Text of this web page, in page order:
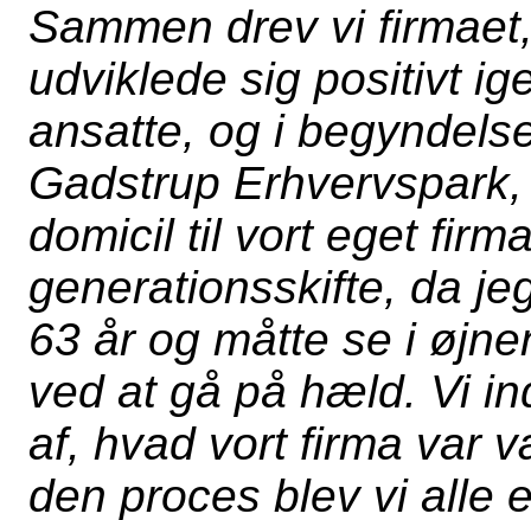
Sammen drev vi
udviklede sig positivt
ansatte, og i
Gadstrup
domicil til vort eget
generationsskifte, da
63 år og måtte se i
ved at gå på hæld. Vi
af, hvad vort firma var
den proces blev vi alle